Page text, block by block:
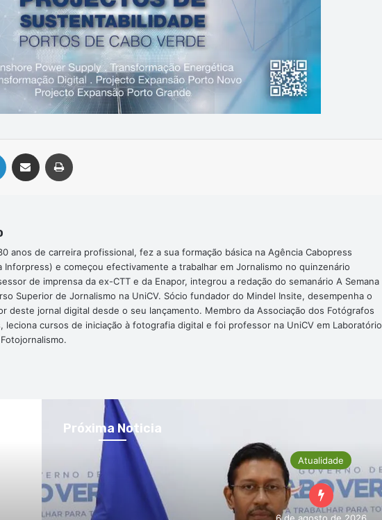
Linkedin Compartilhar via e-mail
anos de carreira profissional, fez a sua formação básica na Agência Cabopress
Inforpress) e começou efectivamente a trabalhar em Jornalismo no quinzenário
de imprensa da ex-CTT e da Enapor, integrou a redação do semanário A Semana
Superior de Jornalismo na UniCV. Sócio fundador do Mindel Insite, desempenha o
deste jornal digital desde o seu lançamento. Membro da Associação dos Fotógrafos
leciona cursos de iniciação à fotografia digital e foi professor na UniCV em Laboratório
Próxima Noticia